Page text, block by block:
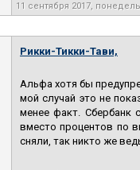
11 сентября 2017,
Рикки-Тикки-Тави,
Альфа хотя бы
мой случай это не
менее факт. Сбербанк
вместо процентов по
сняли, так никто же